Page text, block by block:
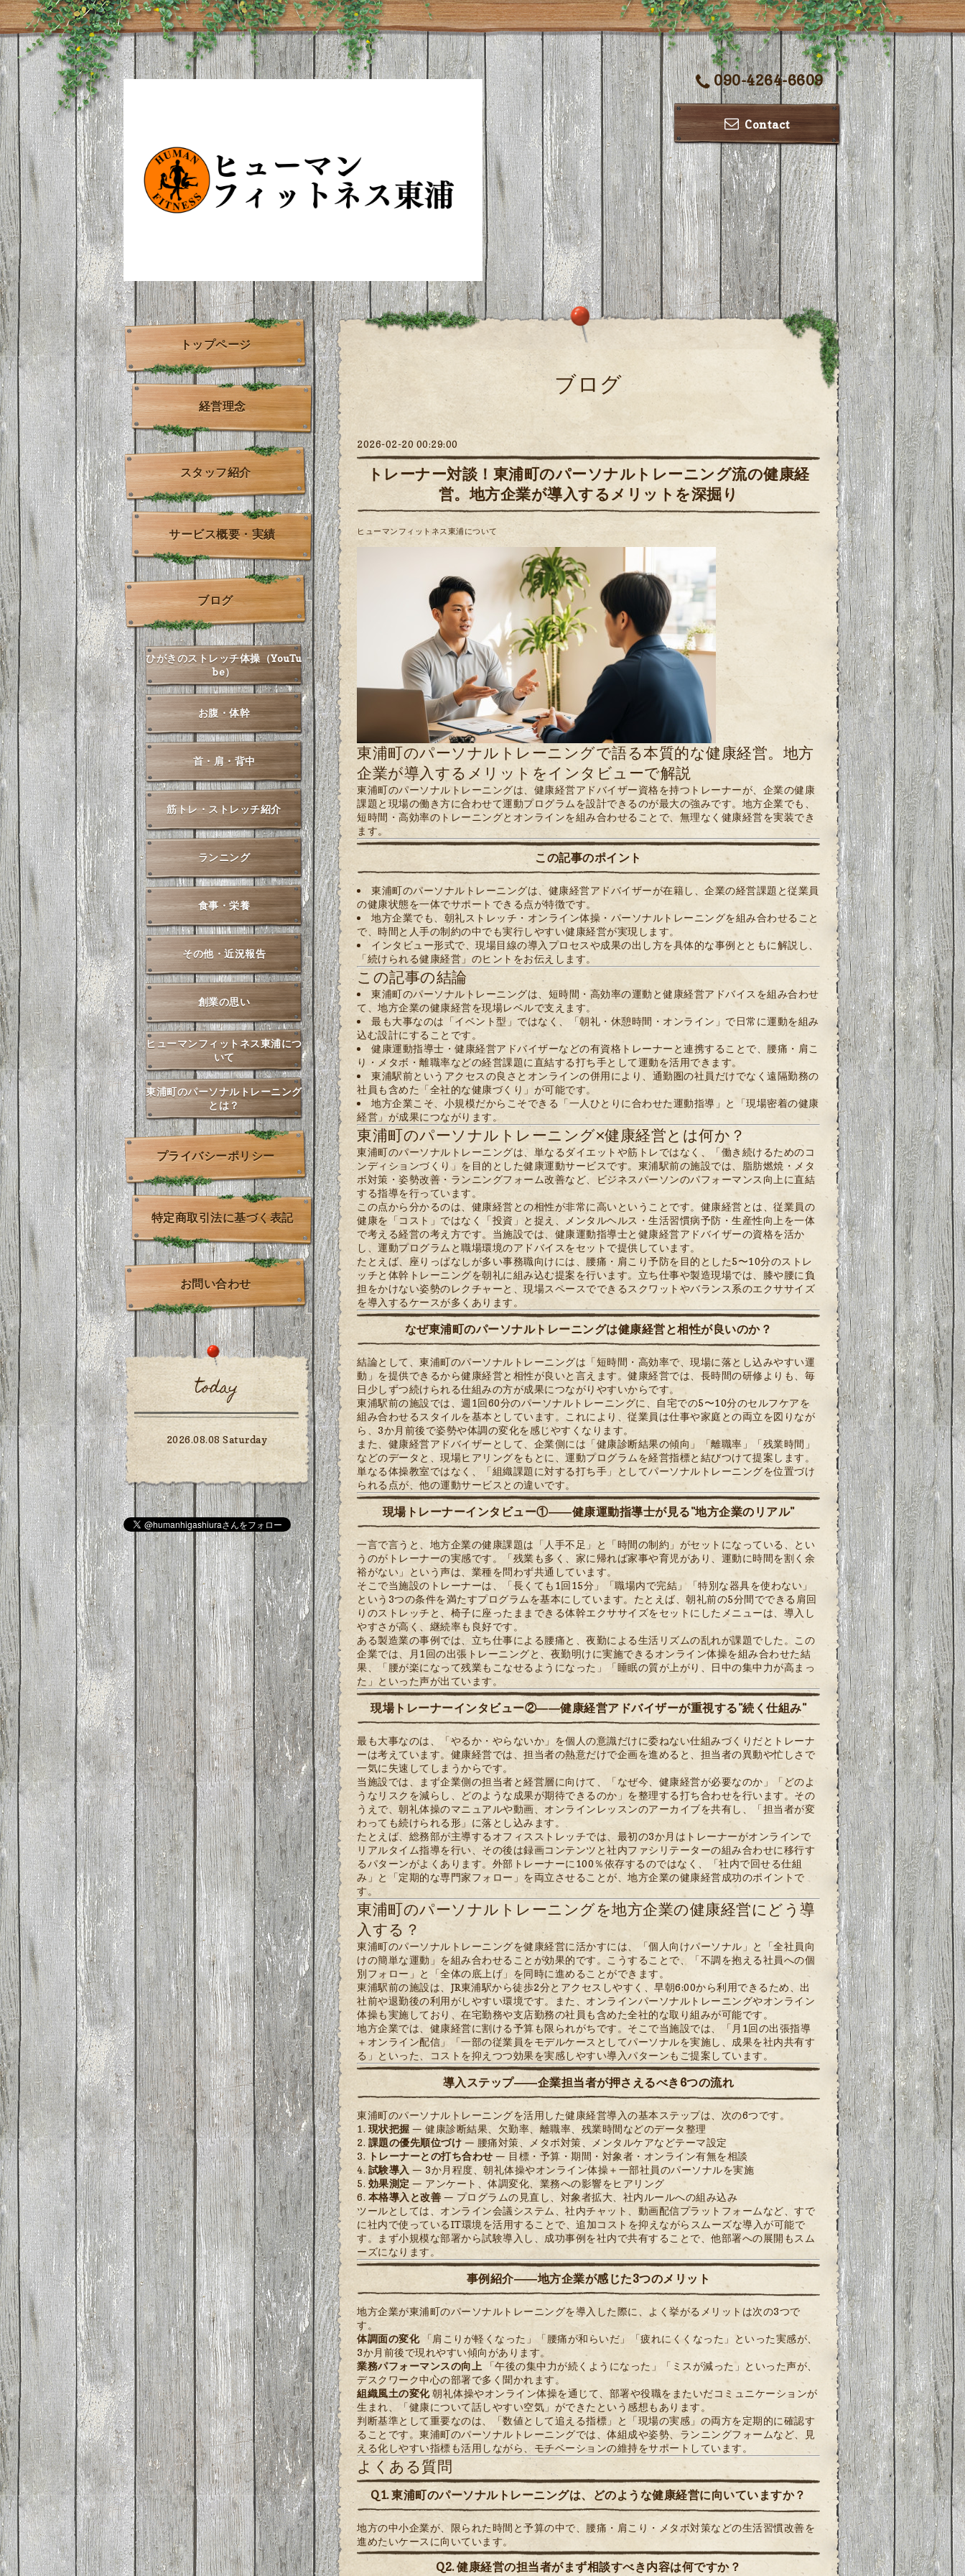
090-4264-6609
Contact
ブログ
2026-02-20 00:29:00
トレーナー対談！東浦町のパーソナルトレーニング流の健康経
営。地方企業が導入するメリットを深掘り
ヒューマンフィットネス東浦について
東浦町のパーソナルトレーニングで語る本質的な健康経営。地方
企業が導入するメリットをインタビューで解説
東浦町のパーソナルトレーニングは、健康経営アドバイザー資格を持つトレーナーが、企業の健康
課題と現場の働き方に合わせて運動プログラムを設計できるのが最大の強みです。地方企業でも、
短時間・高効率のトレーニングとオンラインを組み合わせることで、無理なく健康経営を実装でき
ます。
この記事のポイント
東浦町のパーソナルトレーニングは、健康経営アドバイザーが在籍し、企業の経営課題と従業員
の健康状態を一体でサポートできる点が特徴です。
地方企業でも、朝礼ストレッチ・オンライン体操・パーソナルトレーニングを組み合わせること
で、時間と人手の制約の中でも実行しやすい健康経営が実現します。
インタビュー形式で、現場目線の導入プロセスや成果の出し方を具体的な事例とともに解説し、
「続けられる健康経営」のヒントをお伝えします。
この記事の結論
東浦町のパーソナルトレーニングは、短時間・高効率の運動と健康経営アドバイスを組み合わせ
て、地方企業の健康経営を現場レベルで支えます。
最も大事なのは「イベント型」ではなく、「朝礼・休憩時間・オンライン」で日常に運動を組み
込む設計にすることです。
健康運動指導士・健康経営アドバイザーなどの有資格トレーナーと連携することで、腰痛・肩こ
り・メタボ・離職率などの経営課題に直結する打ち手として運動を活用できます。
東浦駅前というアクセスの良さとオンラインの併用により、通勤圏の社員だけでなく遠隔勤務の
社員も含めた「全社的な健康づくり」が可能です。
地方企業こそ、小規模だからこそできる「一人ひとりに合わせた運動指導」と「現場密着の健康
経営」が成果につながります。
東浦町のパーソナルトレーニング×健康経営とは何か？
東浦町のパーソナルトレーニングは、単なるダイエットや筋トレではなく、「働き続けるためのコ
ンディションづくり」を目的とした健康運動サービスです。東浦駅前の施設では、脂肪燃焼・メタ
ボ対策・姿勢改善・ランニングフォーム改善など、ビジネスパーソンのパフォーマンス向上に直結
する指導を行っています。
この点から分かるのは、健康経営との相性が非常に高いということです。健康経営とは、従業員の
健康を「コスト」ではなく「投資」と捉え、メンタルヘルス・生活習慣病予防・生産性向上を一体
で考える経営の考え方です。当施設では、健康運動指導士と健康経営アドバイザーの資格を活か
し、運動プログラムと職場環境のアドバイスをセットで提供しています。
たとえば、座りっぱなしが多い事務職向けには、腰痛・肩こり予防を目的とした5〜10分のストレ
ッチと体幹トレーニングを朝礼に組み込む提案を行います。立ち仕事や製造現場では、膝や腰に負
担をかけない姿勢のレクチャーと、現場スペースでできるスクワットやバランス系のエクササイズ
を導入するケースが多くあります。
なぜ東浦町のパーソナルトレーニングは健康経営と相性が良いのか？
結論として、東浦町のパーソナルトレーニングは「短時間・高効率で、現場に落とし込みやすい運
動」を提供できるから健康経営と相性が良いと言えます。健康経営では、長時間の研修よりも、毎
日少しずつ続けられる仕組みの方が成果につながりやすいからです。
東浦駅前の施設では、週1回60分のパーソナルトレーニングに、自宅での5〜10分のセルフケアを
組み合わせるスタイルを基本としています。これにより、従業員は仕事や家庭との両立を図りなが
ら、3か月前後で姿勢や体調の変化を感じやすくなります。
また、健康経営アドバイザーとして、企業側には「健康診断結果の傾向」「離職率」「残業時間」
などのデータと、現場ヒアリングをもとに、運動プログラムを経営指標と結びつけて提案します。
単なる体操教室ではなく、「組織課題に対する打ち手」としてパーソナルトレーニングを位置づけ
られる点が、他の運動サービスとの違いです。
現場トレーナーインタビュー①――健康運動指導士が見る"地方企業のリアル"
一言で言うと、地方企業の健康課題は「人手不足」と「時間の制約」がセットになっている、とい
うのがトレーナーの実感です。「残業も多く、家に帰れば家事や育児があり、運動に時間を割く余
裕がない」という声は、業種を問わず共通しています。
そこで当施設のトレーナーは、「長くても1回15分」「職場内で完結」「特別な器具を使わない」
という3つの条件を満たすプログラムを基本にしています。たとえば、朝礼前の5分間でできる肩回
りのストレッチと、椅子に座ったままできる体幹エクササイズをセットにしたメニューは、導入し
やすさが高く、継続率も良好です。
ある製造業の事例では、立ち仕事による腰痛と、夜勤による生活リズムの乱れが課題でした。この
企業では、月1回の出張トレーニングと、夜勤明けに実施できるオンライン体操を組み合わせた結
果、「腰が楽になって残業もこなせるようになった」「睡眠の質が上がり、日中の集中力が高まっ
た」といった声が出ています。
現場トレーナーインタビュー②――健康経営アドバイザーが重視する"続く仕組み"
最も大事なのは、「やるか・やらないか」を個人の意識だけに委ねない仕組みづくりだとトレーナ
ーは考えています。健康経営では、担当者の熱意だけで企画を進めると、担当者の異動や忙しさで
一気に失速してしまうからです。
当施設では、まず企業側の担当者と経営層に向けて、「なぜ今、健康経営が必要なのか」「どのよ
うなリスクを減らし、どのような成果が期待できるのか」を整理する打ち合わせを行います。その
うえで、朝礼体操のマニュアルや動画、オンラインレッスンのアーカイブを共有し、「担当者が変
わっても続けられる形」に落とし込みます。
たとえば、総務部が主導するオフィスストレッチでは、最初の3か月はトレーナーがオンラインで
リアルタイム指導を行い、その後は録画コンテンツと社内ファシリテーターの組み合わせに移行す
るパターンがよくあります。外部トレーナーに100％依存するのではなく、「社内で回せる仕組
み」と「定期的な専門家フォロー」を両立させることが、地方企業の健康経営成功のポイントで
す。
東浦町のパーソナルトレーニングを地方企業の健康経営にどう導
入する？
東浦町のパーソナルトレーニングを健康経営に活かすには、「個人向けパーソナル」と「全社員向
けの簡単な運動」を組み合わせることが効果的です。こうすることで、「不調を抱える社員への個
別フォロー」と「全体の底上げ」を同時に進めることができます。
東浦駅前の施設は、JR東浦駅から徒歩2分とアクセスしやすく、早朝6:00から利用できるため、出
社前や退勤後の利用がしやすい環境です。また、オンラインパーソナルトレーニングやオンライン
体操も実施しており、在宅勤務や支店勤務の社員も含めた全社的な取り組みが可能です。
地方企業では、健康経営に割ける予算も限られがちです。そこで当施設では、「月1回の出張指導
＋オンライン配信」「一部の従業員をモデルケースとしてパーソナルを実施し、成果を社内共有す
る」といった、コストを抑えつつ効果を実感しやすい導入パターンもご提案しています。
導入ステップ――企業担当者が押さえるべき6つの流れ
東浦町のパーソナルトレーニングを活用した健康経営導入の基本ステップは、次の6つです。
現状把握 — 健康診断結果、欠勤率、離職率、残業時間などのデータ整理
課題の優先順位づけ — 腰痛対策、メタボ対策、メンタルケアなどテーマ設定
トレーナーとの打ち合わせ — 目標・予算・期間・対象者・オンライン有無を相談
試験導入 — 3か月程度、朝礼体操やオンライン体操＋一部社員のパーソナルを実施
効果測定 — アンケート、体調変化、業務への影響をヒアリング
本格導入と改善 — プログラムの見直し、対象者拡大、社内ルールへの組み込み
ツールとしては、オンライン会議システム、社内チャット、動画配信プラットフォームなど、すで
に社内で使っているIT環境を活用することで、追加コストを抑えながらスムーズな導入が可能で
す。まず小規模な部署から試験導入し、成功事例を社内で共有することで、他部署への展開もスム
ーズになります。
事例紹介――地方企業が感じた3つのメリット
地方企業が東浦町のパーソナルトレーニングを導入した際に、よく挙がるメリットは次の3つで
す。
体調面の変化「肩こりが軽くなった」「腰痛が和らいだ」「疲れにくくなった」といった実感が、
3か月前後で現れやすい傾向があります。
業務パフォーマンスの向上 「午後の集中力が続くようになった」「ミスが減った」といった声が、
デスクワーク中心の部署で多く聞かれます。
組織風土の変化朝礼体操やオンライン体操を通じて、部署や役職をまたいだコミュニケーションが
生まれ、「健康について話しやすい空気」ができたという感想もあります。
判断基準として重要なのは、「数値として追える指標」と「現場の実感」の両方を定期的に確認す
ることです。東浦町のパーソナルトレーニングでは、体組成や姿勢、ランニングフォームなど、見
える化しやすい指標も活用しながら、モチベーションの維持をサポートしています。
よくある質問
Q1. 東浦町のパーソナルトレーニングは、どのような健康経営に向いていますか？
地方の中小企業が、限られた時間と予算の中で、腰痛・肩こり・メタボ対策などの生活習慣改善を
進めたいケースに向いています。
Q2. 健康経営の担当者がまず相談すべき内容は何ですか？
トップページ
経営理念
スタッフ紹介
サービス概要・実績
ブログ
ひがきのストレッチ体操（YouTu
be）
お腹・体幹
首・肩・背中
筋トレ・ストレッチ紹介
ランニング
食事・栄養
その他・近況報告
創業の思い
ヒューマンフィットネス東浦につ
いて
東浦町のパーソナルトレーニング
とは？
プライバシーポリシー
特定商取引法に基づく表記
お問い合わせ
today
2026.08.08 Saturday